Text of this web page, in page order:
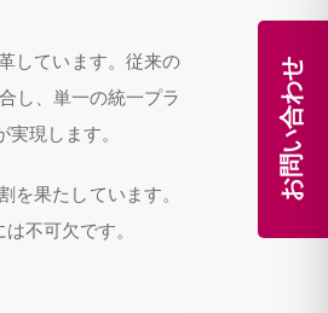
お問い合わせ
しています。従来の
し、単一の統一プラ
現します。
果たしています。
不可欠です。